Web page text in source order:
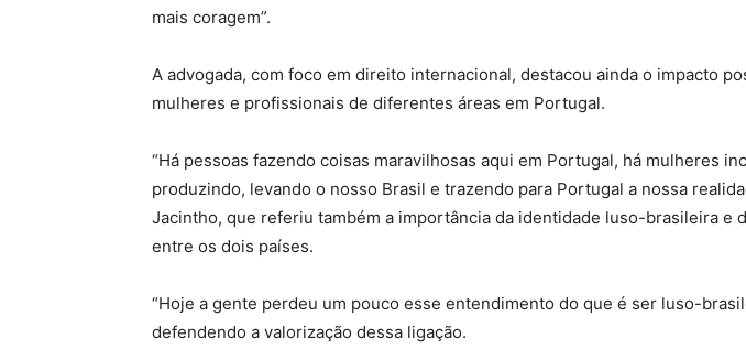
mais coragem”.
A advogada, com foco em direito internacional, destacou ainda o impacto
mulheres e profissionais de diferentes áreas em Portugal.
“Há pessoas fazendo coisas maravilhosas aqui em Portugal, há mulheres
produzindo, levando o nosso Brasil e trazendo para Portugal a nossa
Jacintho, que referiu também a importância da identidade luso-brasileira e
entre os dois países.
“Hoje a gente perdeu um pouco esse entendimento do que é ser luso-
defendendo a valorização dessa ligação.